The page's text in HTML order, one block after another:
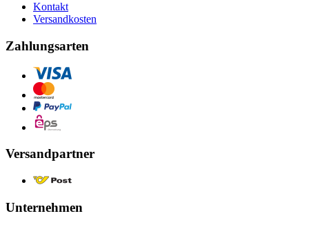
Kontakt
Versandkosten
Zahlungsarten
Versandpartner
Unternehmen